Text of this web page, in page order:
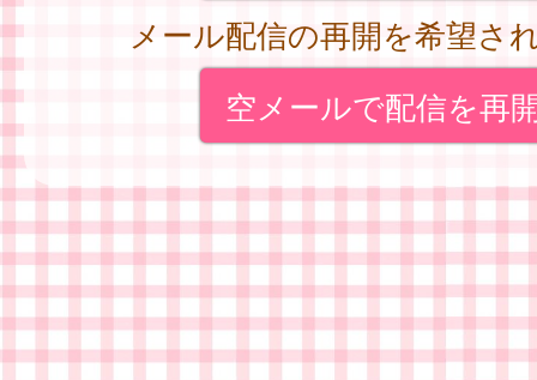
メール配信の再開を希望さ
空メールで配信を再